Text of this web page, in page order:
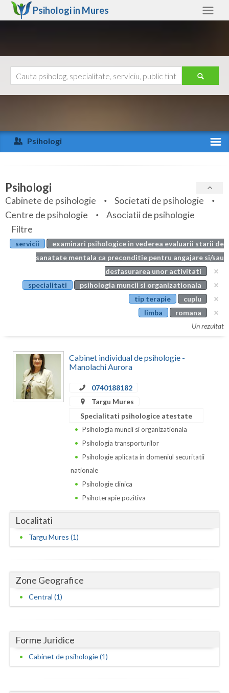
Psihologi in Mures
Arad
Arges
Bihor
Bistrita-Nasaud
Botosani
Calarasi
Caras-Severin
Constanta
Gorj
Harghita
Ialomita
Maramures
Mehedinti
Ajutor
Psihologi
Specialitati
Servicii
Articole
Evenimente
Membri
Psihologi
Cabinete de psihologie
Societati de psihologie
Centre de psihologie
Asociatii de psihologie
Filtre
servicii
examinari psihologice in vederea evaluarii starii de
sanatate mentala ca preconditie pentru angajare si/sau
desfasurarea unor activitati
specialitati
psihologia muncii si organizationala
tip terapie
cuplu
limba
romana
Un rezultat
Cabinet individual de psihologie -
Manolachi Aurora
0740188182
Targu Mures
Specialitati psihologice atestate
Psihologia muncii si organizationala
Psihologia transporturilor
Psihologie aplicata in domeniul securitatii
nationale
Psihologie clinica
Psihoterapie pozitiva
Localitati
Targu Mures (1)
Zone Geografice
Central (1)
Forme Juridice
Cabinet de psihologie (1)